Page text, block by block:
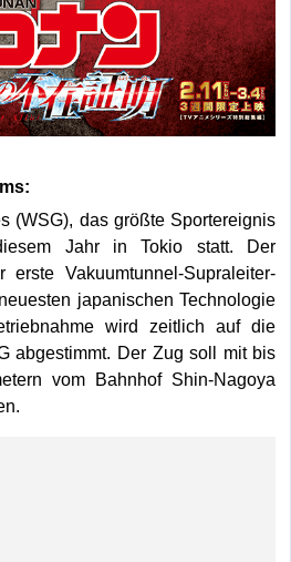
(WSG), das größte Sportereignis
Jahr in Tokio statt. Der
Vakuumtunnel-Supraleiter-
japanischen Technologie
wird zeitlich auf die
abgestimmt. Der Zug soll mit bis
vom Bahnhof Shin-Nagoya